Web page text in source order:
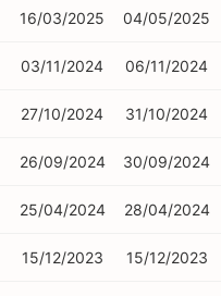
16/03/2025 04/05/2025
03/11/2024 06/11/2024
27/10/2024 31/10/2024
26/09/2024 30/09/2024
25/04/2024 28/04/2024
15/12/2023 15/12/2023